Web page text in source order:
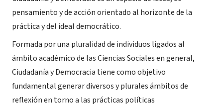
pensamiento y de acción orientado al horizonte de la
práctica y del ideal democrático.
Formada por una pluralidad de individuos ligados al
ámbito académico de las Ciencias Sociales en general,
Ciudadanía y Democracia tiene como objetivo
fundamental generar diversos y plurales ámbitos de
reflexión en torno a las prácticas políticas